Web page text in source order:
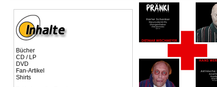
Bücher
CD / LP
DVD
Fan-Artikel
Shirts